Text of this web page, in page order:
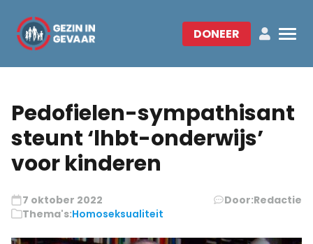
DONEER
Pedofielen-sympathisant
steunt ‘lhbt-onderwijs’
voor kinderen
7 oktober 2022 Door:Redactie
Thema's:Homoseksualiteit